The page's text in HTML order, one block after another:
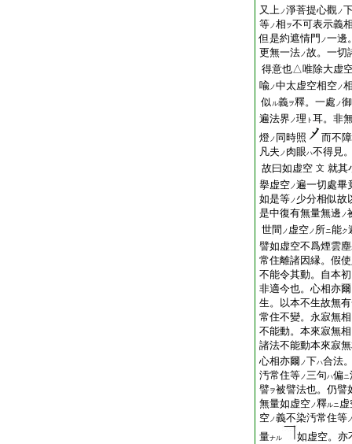
又上ノ淨菩提心觀ノ
等ノ相 ヲ不可表示義
但是約遮情門 ノ一邊
更無一法ノ故。一切
得意也△唯除大虚
喩ノ中太虚空相空ノ
似ル義ヲ釋。一處 ノ
遍法界 ノ理 ト 耳。非
燈ノ 同時照
而不
凡夫 ノ 肉眼ハ不得見
故曰如虚空 文 就其
擧虚空ノ遍一切處畢
如是等ノ 少分相似故
是中復有無量無邊 ノ
世間 ノ 虚空ノ 所ニ能ク
譬如虚空不爲煙雲
常住離諸因縁。假
不能令其動。自本
非適今也。心相亦
生。以本不生故無
常住不變。永寂無
不能動。本來寂無
諸法不能動本來寂
心相亦爾 ノ下ハ合法
汚常住等ノ三句ハ偏ニ
譬ヲ被譬法也。仍譬
無量如虚空ノ釋ルニ虚
空ノ義不染汚常住等
量ナル
如虚空。亦